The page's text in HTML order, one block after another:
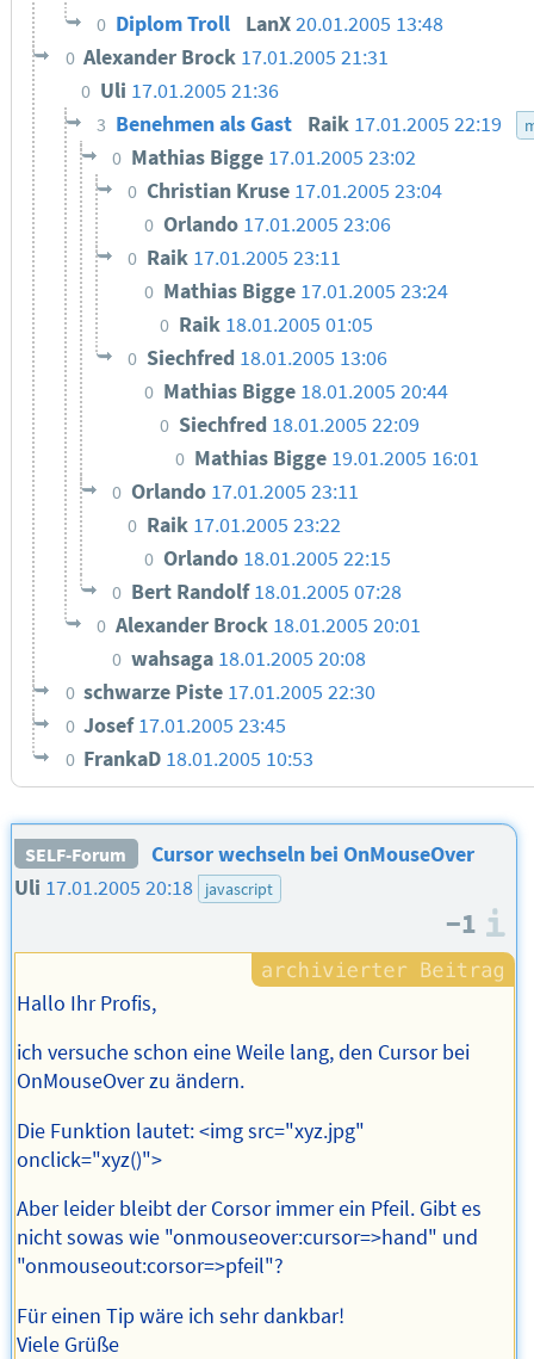
0 Diplom Troll LanX20.01.2005 13:48
0 Alexander Brock 17.01.2005 21:31
0 Uli 17.01.2005 21:36
3 Benehmen als Gast Raik 17.01.2005 22:19
0 Mathias Bigge 17.01.2005 23:02
0 Christian Kruse 17.01.2005 23:04
0 Orlando 17.01.2005 23:06
0 Raik 17.01.2005 23:11
0 Mathias Bigge 17.01.2005 23:24
0 Raik 18.01.2005 01:05
0 Siechfred 18.01.2005 13:06
0 Mathias Bigge 18.01.2005 20:44
0 Siechfred 18.01.2005 22:09
0 Mathias Bigge 19.01.2005 16:01
0 Orlando 17.01.2005 23:11
0 Raik 17.01.2005 23:22
0 Orlando 18.01.2005 22:15
0 Bert Randolf18.01.2005 07:28
0 Alexander Brock 18.01.2005 20:01
0 wahsaga 18.01.2005 20:08
0 schwarze Piste 17.01.2005 22:30
0 Josef17.01.2005 23:45
0 FrankaD 18.01.2005 10:53
SELF-Forum
Cursor wechseln bei OnMouseOver
Uli 17.01.2005 20:18 javascript
−1
Hallo Ihr Profis,
ich versuche schon eine Weile lang, den Cursor bei
OnMouseOver zu ändern.
Die Funktion lautet: <img src="xyz.jpg"
onclick="xyz()">
Aber leider bleibt der Corsor immer ein Pfeil. Gibt es
nicht sowas wie "onmouseover:cursor=>hand" und
"onmouseout:corsor=>pfeil"?
Für einen Tip wäre ich sehr dankbar!
Viele Grüße